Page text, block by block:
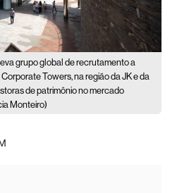
grupo global de recrutamento a
Towers, na região da JK e da
de patrimônio no mercado
Monteiro)